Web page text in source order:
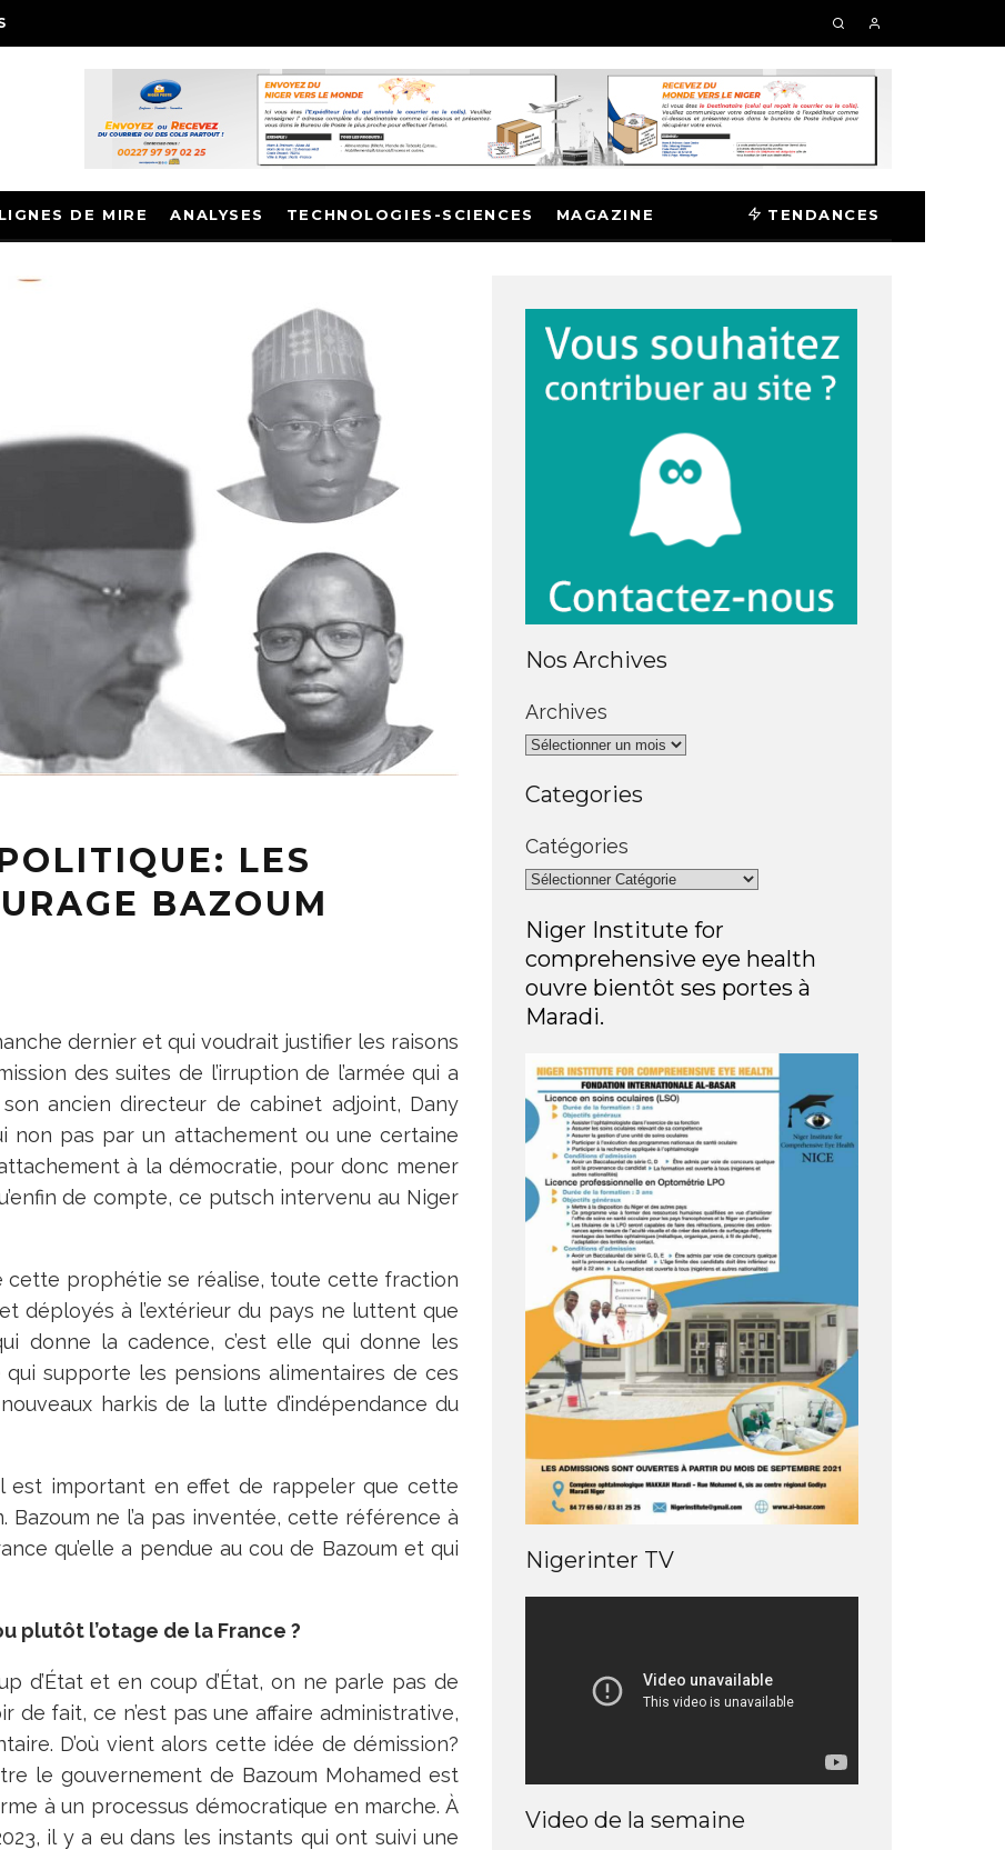
LIGNES DE MIRE ANALYSES TECHNOLOGIES-SCIENCES MAGAZINE TENDANCES
LES
BAZOUM
dernier et qui voudrait justifier les raisons
des suites de l’irruption de l’armée qui a
ancien directeur de cabinet adjoint, Dany
non pas par un attachement ou une certaine
à la démocratie, pour donc mener
de compte, ce putsch intervenu au Niger
cette prophétie se réalise, toute cette fraction
déployés à l’extérieur du pays ne luttent que
donne la cadence, c’est elle qui donne les
qui supporte les pensions alimentaires de ces
harkis de la lutte d’indépendance du
est important en effet de rappeler que cette
Bazoum ne l’a pas inventée, cette référence à
qu’elle a pendue au cou de Bazoum et qui
plutôt l’otage de la France ?
d’État et en coup d’État, on ne parle pas de
de fait, ce n’est pas une affaire administrative,
D’où vient alors cette idée de démission?
le gouvernement de Bazoum Mohamed est
à un processus démocratique en marche. À
il y a eu dans les instants qui ont suivi une
Nos Archives
Archives
Categories
Catégories
Niger Institute for
comprehensive eye health
ouvre bientôt ses portes à
Maradi.
Nigerinter TV
Video de la semaine